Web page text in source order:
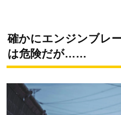
確かにエンジンブレ
は危険だが……